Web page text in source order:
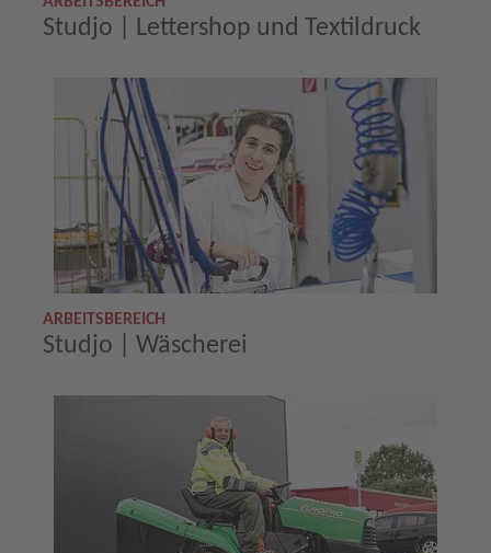
Studjo | Lettershop und Textildruck
ARBEITSBEREICH
Studjo | Wäscherei